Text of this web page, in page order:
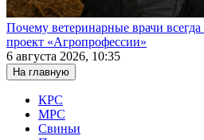
Почему ветеринарные врачи
проект «Агропрофессии»
6 августа 2026, 10:35
На главную
КРС
МРС
Свиньи